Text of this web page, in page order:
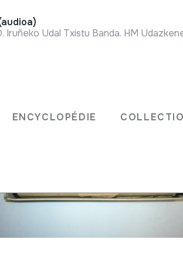
ENCYCLOPÉDIE